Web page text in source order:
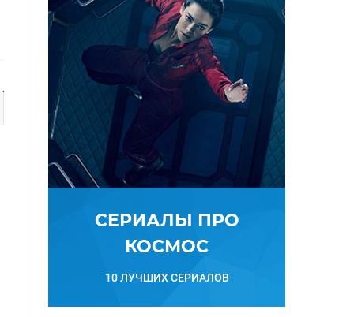
СЕРИАЛЫ ПРО
КОСМОС
10 ЛУЧШИХ СЕРИАЛОВ